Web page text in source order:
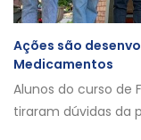
Ações são
Medicamentos
Alunos do curso de
tiraram dúvidas da